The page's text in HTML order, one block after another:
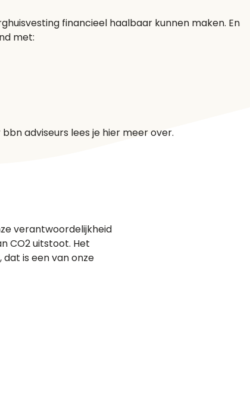
financieel haalbaar kunnen maken. En
met:
adviseurs lees je hier meer over.
verantwoordelijkheid
CO2 uitstoot. Het
dat is een van onze